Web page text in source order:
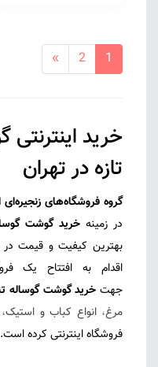
1
2
»
خرید
تازه در تهران
گروه فروشگاه‌های زنجیره‌ای
در زمینهخرید گوشت
بهترین کیفیت و قیمت در
اقدام به افتتاح یک
جهتخرید گوشت گوساله
مرغ،انواع کباب و استیک
فروشگاه اینترنتی کرده است.